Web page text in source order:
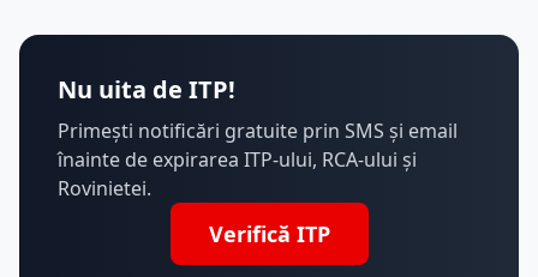
Nu uita de ITP!
Primești notificări gratuite prin SMS și email
înainte de expirarea ITP-ului, RCA-ului și
Rovinietei.
Verifică ITP